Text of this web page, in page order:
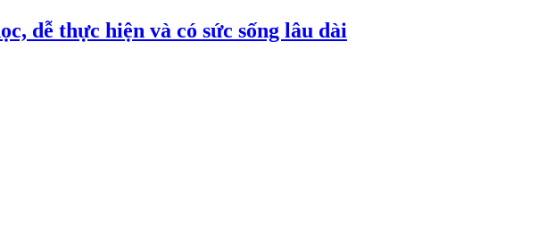
dễ thực hiện và có sức sống lâu dài